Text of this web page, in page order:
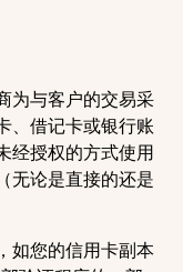
为与客户的交易采
、借记卡或银行账
经授权的方式使用
无论是直接的还是
如您的信用卡副本